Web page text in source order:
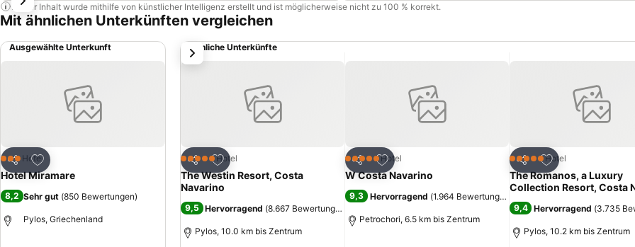
Dieser Inhalt wurde mithilfe von künstlicher Intelligenz erstellt und ist möglicherweise nicht zu 100 % korrekt.
Mit ähnlichen Unterkünften vergleichen
Ausgewählte Unterkunft
Teilen
Zu Favoriten hinzufügen
3 SterneHotel
Hotel Miramare
8,2 Sehr gut (850 Bewertungen)
Pylos, Griechenland
Ähnliche Unterkünfte
Teilen
Zu Favoriten hinzufügen
5 Sterne Hotel
The Westin Resort, Costa
Navarino
9,5 Hervorragend (8.667 Bewertungen
Pylos, 10.0 km bis Zentrum
Teilen
Zu Favoriten hinzufügen
5 Sterne Hotel
W Costa Navarino
9,3 Hervorragend (1.964 Bewertungen
Petrochori, 6.5 km bis Zentrum
Teilen
Zu Favoriten
5 Sterne Hotel
The Romanos, a Luxury
Collection Resort, Costa
9,4 Hervorragend (3.735
Pylos, 10.2 km bis Zentrum
weiter